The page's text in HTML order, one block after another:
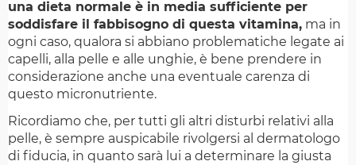
una dieta normale è in media sufficiente per
soddisfare il fabbisogno di questa vitamina, ma in
ogni caso, qualora si abbiano problematiche legate ai
capelli, alla pelle e alle unghie, è bene prendere in
considerazione anche una eventuale carenza di
questo micronutriente.
Ricordiamo che, per tutti gli altri disturbi relativi alla
pelle, è sempre auspicabile rivolgersi al dermatologo
di fiducia, in quanto sarà lui a determinare la giusta